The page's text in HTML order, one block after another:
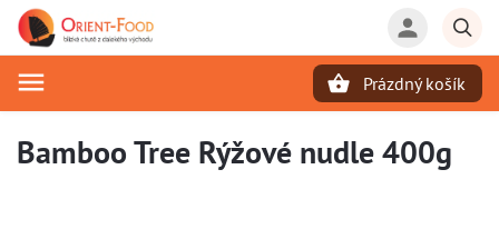
Prázdný košík
Bamboo Tree Rýžové nudle 400g